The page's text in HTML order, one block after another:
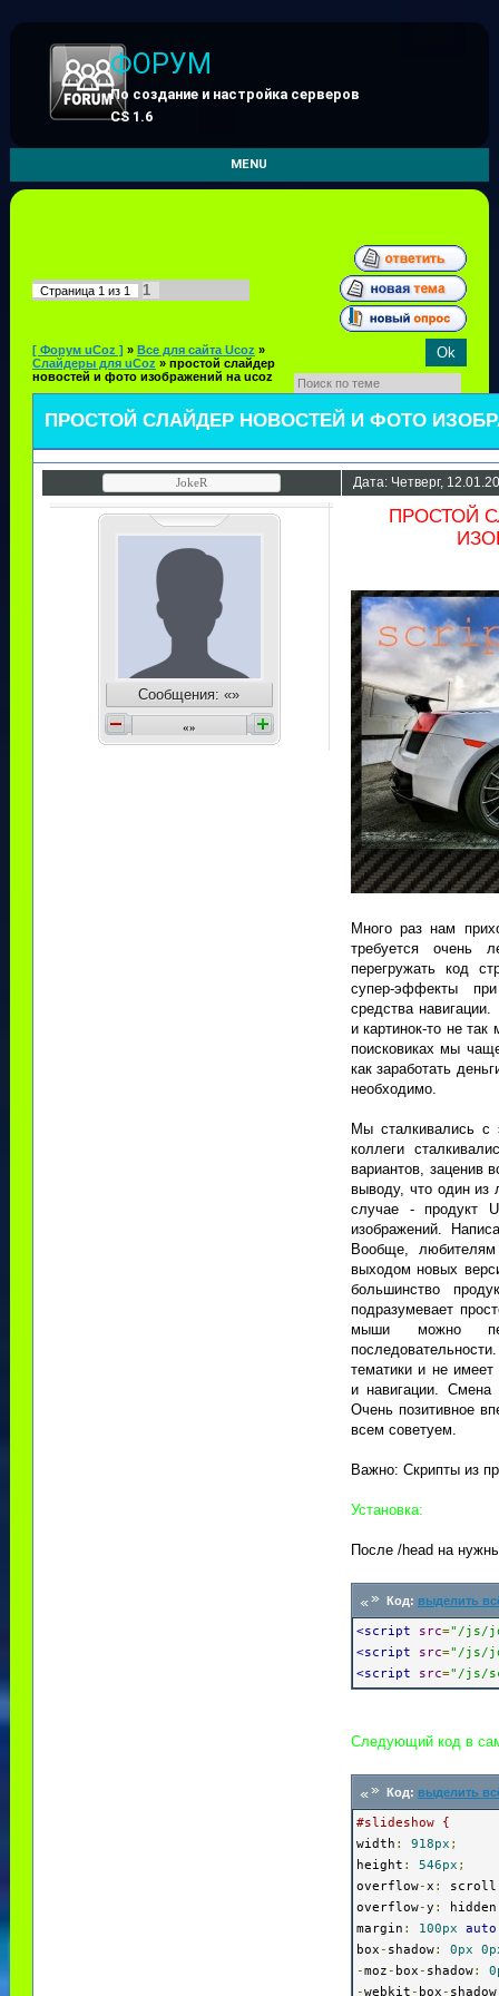
ФОРУМ
По создание и настройка серверов
CS 1.6
MENU
Страница 1 из 1 1
[ Форум uCoz ] » Все для сайта Ucoz »
Слайдеры для uCoz » простой слайдер
новостей и фото изображений на ucoz
ПРОСТОЙ СЛАЙДЕР НОВОСТЕЙ И ФОТО
JokeR Дата: Четверг,
Сообщения: «»
«»
ПРОСТОЙ
Много раз нам
требуется очень
перегружать код
супер-эффекты
средства
и картинок-то не
поисковиках мы
как заработать
необходимо.
Мы сталкивались с
коллеги
вариантов, заценив
выводу, что один
случае - продукт
изображений.
Вообще,
выходом новых
большинство
подразумевает
мыши можно
тематики и не имеет
и навигации. Смена
Очень позитивное
всем советуем.
Важно: Скрипты из
Установка:
После /head на
Код: выделить
<script src="/js/
<script
src="/js/
<script
src="/js/
Следующий код в
Код: выделить
#slideshow {
width : 918px ;
height : 546px ;
overflow-x : scroll
overflow-y : hidden
margin : 100px
auto
box - shadow: 0px
-moz - box - shadow:
-webkit - box - shadow